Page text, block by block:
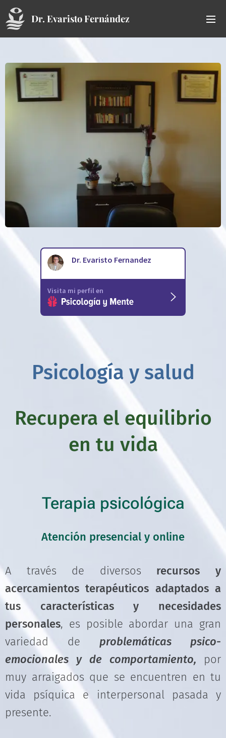
Dr. EvaristoFernández
Psicología y salud
Recupera el equilibrio
en tu vida
Terapia psicológica
Atención presencial y online
A través de diversos recursos y
acercamientos terapéuticos adaptados a
tus características y necesidades
personales, es posible abordar una gran
variedad de problemáticas psico-
emocionales y de comportamiento, por
muy arraigados que se encuentren en tu
vida psíquica e interpersonal pasada y
presente.